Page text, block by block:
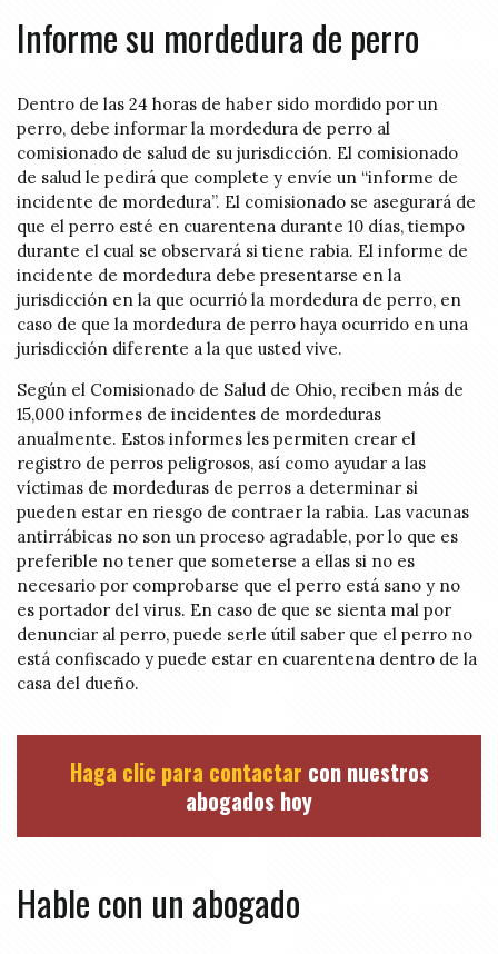
Informe su mordedura de perro
Dentro de las 24 horas de haber sido mordido por un
perro, debe informar la mordedura de perro al
comisionado de salud de su jurisdicción. El comisionado
de salud le pedirá que complete y envíe un “informe de
incidente de mordedura”. El comisionado se asegurará de
que el perro esté en cuarentena durante 10 días, tiempo
durante el cual se observará si tiene rabia. El informe de
incidente de mordedura debe presentarse en la
jurisdicción en la que ocurrió la mordedura de perro, en
caso de que la mordedura de perro haya ocurrido en una
jurisdicción diferente a la que usted vive.
Según el Comisionado de Salud de Ohio, reciben más de
15,000 informes de incidentes de mordeduras
anualmente. Estos informes les permiten crear el
registro de perros peligrosos, así como ayudar a las
víctimas de mordeduras de perros a determinar si
pueden estar en riesgo de contraer la rabia. Las vacunas
antirrábicas no son un proceso agradable, por lo que es
preferible no tener que someterse a ellas si no es
necesario por comprobarse que el perro está sano y no
es portador del virus. En caso de que se sienta mal por
denunciar al perro, puede serle útil saber que el perro no
está confiscado y puede estar en cuarentena dentro de la
casa del dueño.
Haga clic para contactar con nuestros
abogados hoy
Hable con un abogado